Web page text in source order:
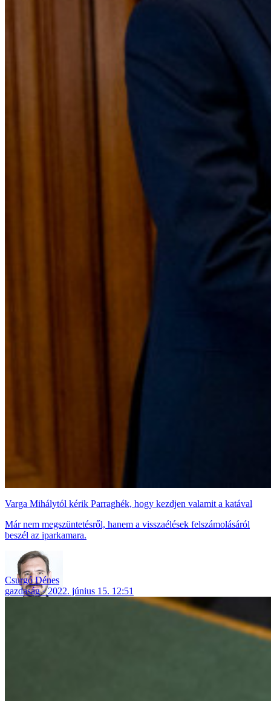
Varga Mihálytól kérik Parraghék, hogy kezdjen valamit a katával
Már nem megszüntetésről, hanem a visszaélések felszámolásáról
beszél az iparkamara.
Csurgó Dénes
gazdaság
2022. június 15. 12:51